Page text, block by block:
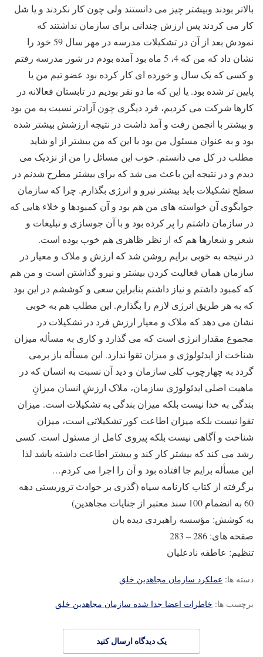
بالاتر بودند وبیشتر چیز می دانستند ولی چون کار نکردند و یا شل
کار می کردند پس ارزش چندانی برای سازمان نداشتند که
نمودش بعد از آن در تشکیلات مدرسه در مهر سال 59 خود را
نشان داد که من که 4، 5 ماه بود آمده بودم در شور مدرسه رفتم
و کسی که یک سال و خورده ای کار کرده بود عضو تیم من یا
پایین تر شده بود. یا این که ما دو نفر بودیم در تابستان فعالانه در
کارها شرکت می کردیم، فرد دیگری چون آزادتر نسبت به من بود
و بیشتر با انجمن رفت و آمد داشت در نتیجه ارزشش بیشتر شده
بود و به عنوان مسئول من بود با این که من بیشتر از او شاید
مطلب در کل می دانستم. خوب این مسائل را من از نزدیک می
دیدم و در نتیجه این باعث می شد که برای بیشتر مطرح شدنم در
سطح تشکیلات باید بیشتر نیرو و انرژی بگذارم. چرا که سازمان
جوابگوی آن خواسته های من هم بود و آن کمبودها و خلاء هایی که
در سازمان داشتم را پر کرده بود و با آن جوسازی و تبلیغات و
شعر و شعارها هم که از نظر ظاهری هم خوب بوده است.
در نتیجه به خوبی برایم روشن شد که ارزش و ملاک و معیار در
سازمان همان فعالیت کردن بیشتر و نیرو گذاشتن است و من هم
که کمبود داشتم و نیاز داشتم بنابراین سعی و کوششم در این بود
که به هر طریق انرژی لازم را بگذارم. این مطلب هم به خوبی
نشان می دهد که ملاک و معیار ارزش فرد در تشکیلات در
مجموع مقدار انرژی است که می گذارد و کاری به مسأله میزان
شناخت از ایدئولوژی و میزان تقوا ندارد. این مسأله باز برمی
گردد به چهارچوب کلی سازمان و دید آن نسبت به انسان که در
ماهیت اصلی ایدئولوژی سازمان، ملاک ارزشِ انسان میزانِ
بندگی به خدا نیست بلکه میزان بندگی به تشکیلات است. میزان
تقوا نیست بلکه میزان اطاعت کور تشکیلاتی است، میزان
شناخت و آگاهی نیست بلکه پیروی کامل از مسئول است. کسی
رشد می کند که بیشتر کار کند و بیشتر اطاعت داشته باشد لذا
این مسأله برایم جا افتاده بود و آن را اجرا می کردم…
برگرفته از کتاب کارنامه سیاه (گذری بر حوادث تروریستی دهه
60 به انضمام 100 سند معتبر از جنایات مجاهدین)
به کوشش: مؤسسه راهبردی دیده بان
صفحه های: 286 – 283
تنظیم: عاطفه نادعلیان
دسته ها: عملکرد سازمان مجاهدین خلق
برچسب ها: خاطرات اعضا جدا شده سازمان مجاهدین خلق
یک دیدگاه ارسال کنید